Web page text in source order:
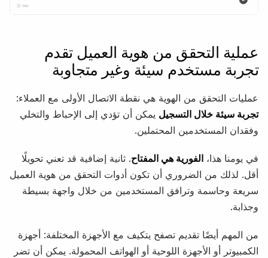
عملية التحقق من هوية العميل تقدم
تجربة مستخدم سيئة وغير متجاوبة
عمليات التحقق من الهوية هي نقطة الاتصال الأولى مع العملاء:
تجربة سيئة خلال التسجيل يمكن أن تؤدي إلى الإحباط والتخلي
وفقدان المستخدمين المحتملين.
في يومنا هذا، الفورية هي المفتاح. ثانية إضافية قد تعني تحويلًا
أقل. لذلك من الضروري أن تكون أدوات التحقق من هوية العميل
سريعة وحاسمة وترافق المستخدمين من خلال واجهة بسيطة
وجذابة.
من المهم أيضًا تقديم تصفح يتكيف مع الأجهزة المختلفة: أجهزة
الكمبيوتر أو الأجهزة اللوحية أو الهواتف المحمولة. يمكن أن تضر